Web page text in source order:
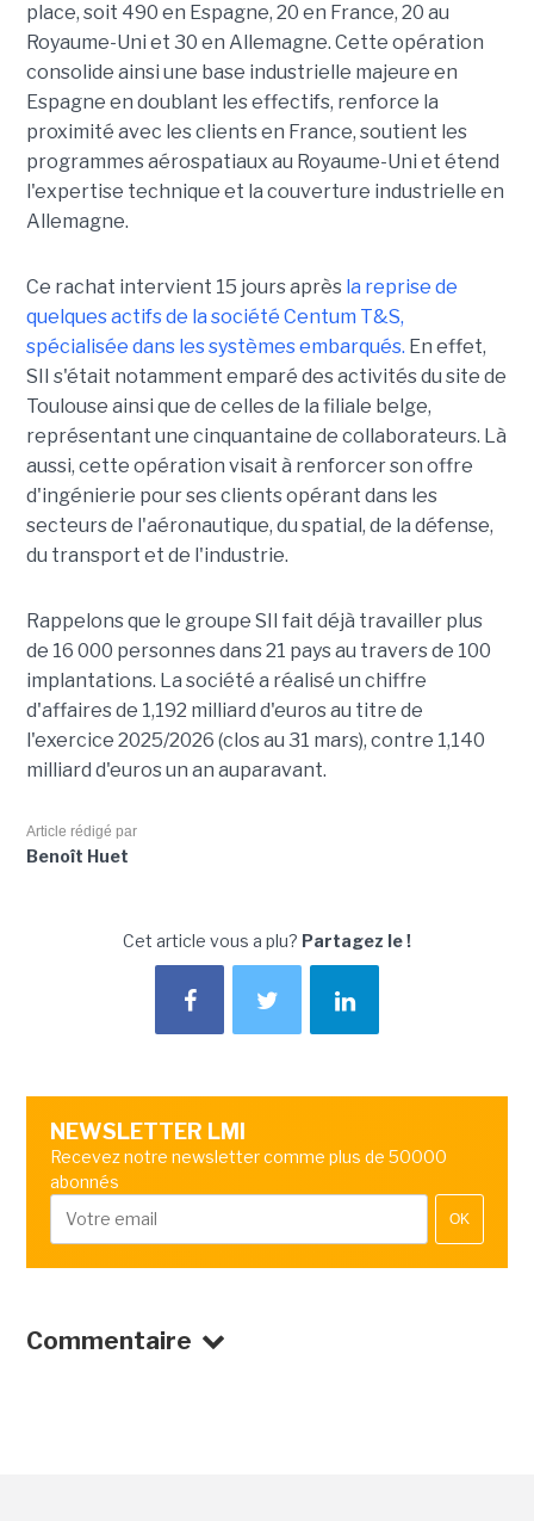
place, soit 490 en Espagne, 20 en France, 20 au
Royaume-Uni et 30 en Allemagne. Cette opération
consolide ainsi une base industrielle majeure en
Espagne en doublant les effectifs, renforce la
proximité avec les clients en France, soutient les
programmes aérospatiaux au Royaume-Uni et étend
l'expertise technique et la couverture industrielle en
Allemagne.
Ce rachat intervient 15 jours après la reprise de
quelques actifs de la société Centum T&S,
spécialisée dans les systèmes embarqués. En effet,
SII s'était notamment emparé des activités du site de
Toulouse ainsi que de celles de la filiale belge,
représentant une cinquantaine de collaborateurs. Là
aussi, cette opération visait à renforcer son offre
d'ingénierie pour ses clients opérant dans les
secteurs de l'aéronautique, du spatial, de la défense,
du transport et de l'industrie.
Rappelons que le groupe SII fait déjà travailler plus
de 16 000 personnes dans 21 pays au travers de 100
implantations. La société a réalisé un chiffre
d'affaires de 1,192 milliard d'euros au titre de
l'exercice 2025/2026 (clos au 31 mars), contre 1,140
milliard d'euros un an auparavant.
Article rédigé par
Benoît Huet
Cet article vous a plu? Partagez le !
NEWSLETTER LMI
Recevez notre newsletter comme plus de 50000
abonnés
OK
Commentaire